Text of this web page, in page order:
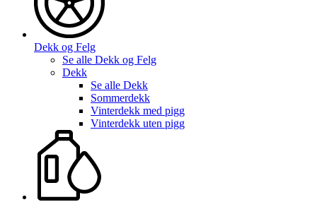
Dekk og Felg
Se alle Dekk og Felg
Dekk
Se alle Dekk
Sommerdekk
Vinterdekk med pigg
Vinterdekk uten pigg